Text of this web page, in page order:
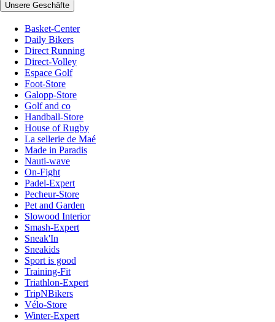
Unsere Geschäfte
Basket-Center
Daily Bikers
Direct Running
Direct-Volley
Espace Golf
Foot-Store
Galopp-Store
Golf and co
Handball-Store
House of Rugby
La sellerie de Maé
Made in Paradis
Nauti-wave
On-Fight
Padel-Expert
Pecheur-Store
Pet and Garden
Slowood Interior
Smash-Expert
Sneak'In
Sneakids
Sport is good
Training-Fit
Triathlon-Expert
TripNBikers
Vélo-Store
Winter-Expert